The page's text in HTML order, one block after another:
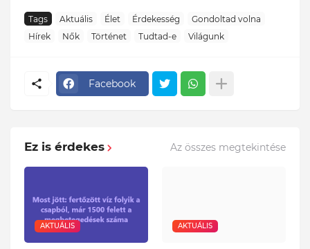
Tags Aktuális Élet Érdekesség
Gondoltad volna
Hírek
Nők Történet Tudtad-e Világunk
Facebook
Ez is érdekes Az összes megtekintése
AKTUÁLIS AKTUÁLIS